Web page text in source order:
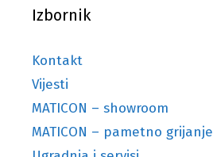
Izbornik
Kontakt
Vijesti
MATICON – showroom
MATICON – pametno grijanje